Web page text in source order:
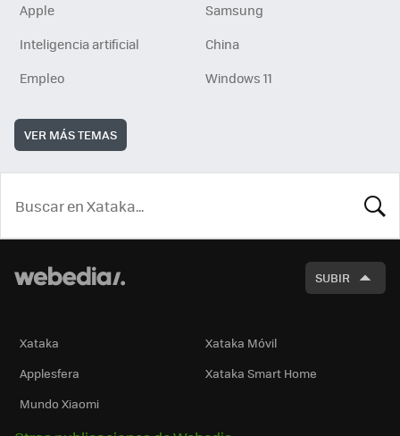
Apple
Samsung
Inteligencia artificial
China
Empleo
Windows 11
VER MÁS TEMAS
SUBIR
Xataka
Xataka Móvil
Applesfera
Xataka Smart Home
Mundo Xiaomi